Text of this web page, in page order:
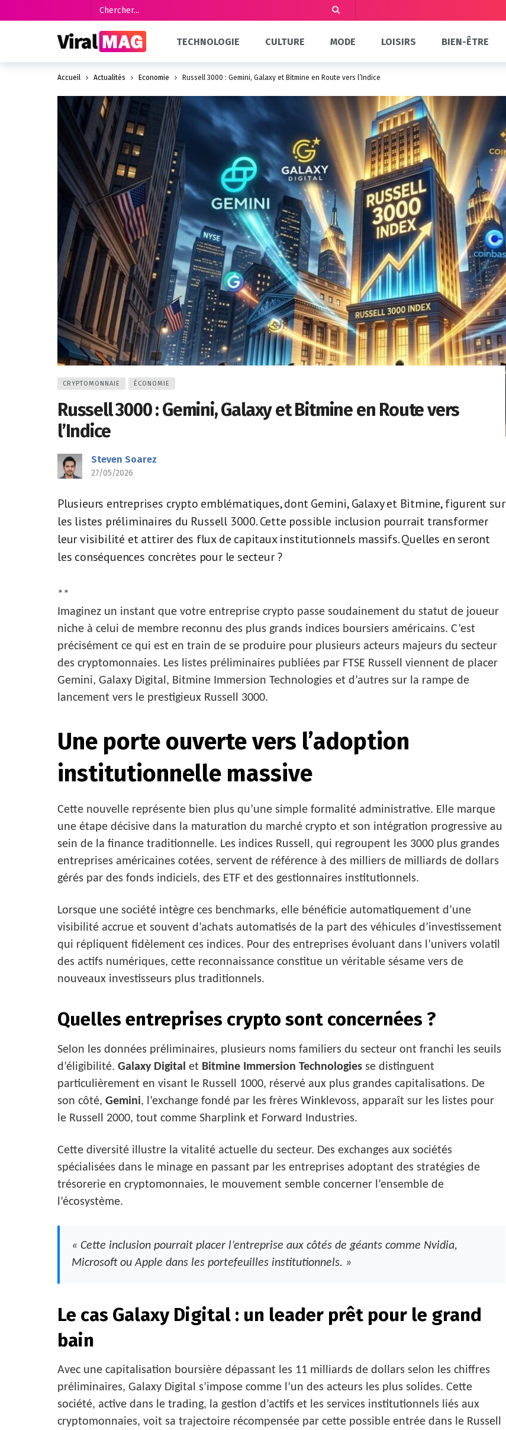
TECHNOLOGIE CULTURE MODE LOISIRS BIEN-ÊTRE
Accueil Actualités Économie Russell 3000 : Gemini, Galaxy et Bitmine en Route vers l’Indice
CRYPTOMONNAIE ÉCONOMIE
Russell 3000 : Gemini, Galaxy et Bitmine en Route vers
l’Indice
Steven Soarez
27/05/2026
Plusieurs entreprises crypto emblématiques, dont Gemini, Galaxy et Bitmine, figurent sur
les listes préliminaires du Russell 3000. Cette possible inclusion pourrait transformer
leur visibilité et attirer des flux de capitaux institutionnels massifs. Quelles en seront
les conséquences concrètes pour le secteur ?
**
Imaginez un instant que votre entreprise crypto passe soudainement du statut de joueur
niche à celui de membre reconnu des plus grands indices boursiers américains. C’est
précisément ce qui est en train de se produire pour plusieurs acteurs majeurs du secteur
des cryptomonnaies. Les listes préliminaires publiées par FTSE Russell viennent de placer
Gemini, Galaxy Digital, Bitmine Immersion Technologies et d’autres sur la rampe de
lancement vers le prestigieux Russell 3000.
Une porte ouverte vers l’adoption
institutionnelle massive
Cette nouvelle représente bien plus qu’une simple formalité administrative. Elle marque
une étape décisive dans la maturation du marché crypto et son intégration progressive au
sein de la finance traditionnelle. Les indices Russell, qui regroupent les 3000 plus grandes
entreprises américaines cotées, servent de référence à des milliers de milliards de dollars
gérés par des fonds indiciels, des ETF et des gestionnaires institutionnels.
Lorsque une société intègre ces benchmarks, elle bénéficie automatiquement d’une
visibilité accrue et souvent d’achats automatisés de la part des véhicules d’investissement
qui répliquent fidèlement ces indices. Pour des entreprises évoluant dans l’univers volatil
des actifs numériques, cette reconnaissance constitue un véritable sésame vers de
nouveaux investisseurs plus traditionnels.
Quelles entreprises crypto sont concernées ?
Selon les données préliminaires, plusieurs noms familiers du secteur ont franchi les seuils
d’éligibilité. Galaxy Digital et Bitmine Immersion Technologies se distinguent
particulièrement en visant le Russell 1000, réservé aux plus grandes capitalisations. De
son côté, Gemini, l’exchange fondé par les frères Winklevoss, apparaît sur les listes pour
le Russell 2000, tout comme Sharplink et Forward Industries.
Cette diversité illustre la vitalité actuelle du secteur. Des exchanges aux sociétés
spécialisées dans le minage en passant par les entreprises adoptant des stratégies de
trésorerie en cryptomonnaies, le mouvement semble concerner l’ensemble de
l’écosystème.
« Cette inclusion pourrait placer l’entreprise aux côtés de géants comme Nvidia,
Microsoft ou Apple dans les portefeuilles institutionnels. »
Le cas Galaxy Digital : un leader prêt pour le grand
bain
Avec une capitalisation boursière dépassant les 11 milliards de dollars selon les chiffres
préliminaires, Galaxy Digital s’impose comme l’un des acteurs les plus solides. Cette
société, active dans le trading, la gestion d’actifs et les services institutionnels liés aux
cryptomonnaies, voit sa trajectoire récompensée par cette possible entrée dans le Russell